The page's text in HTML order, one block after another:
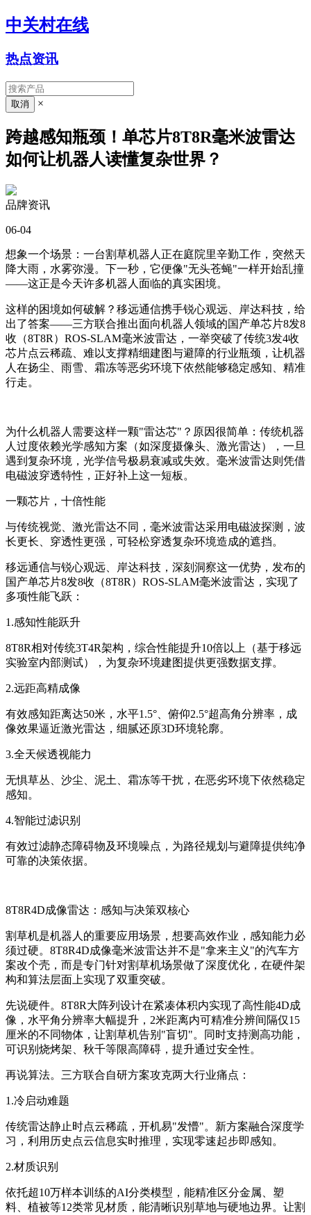
中关村在线
热点资讯
×
跨越感知瓶颈！单芯片8T8R毫米波雷达
如何让机器人读懂复杂世界？
品牌资讯
06-04
想象一个场景：一台割草机器人正在庭院里辛勤工作，突然天
降大雨，水雾弥漫。下一秒，它便像"无头苍蝇"一样开始乱撞
——这正是今天许多机器人面临的真实困境。
这样的困境如何破解？移远通信携手锐心观远、岸达科技，给
出了答案——三方联合推出面向机器人领域的国产单芯片8发8
收（8T8R）ROS-SLAM毫米波雷达，一举突破了传统3发4收
芯片点云稀疏、难以支撑精细建图与避障的行业瓶颈，让机器
人在扬尘、雨雪、霜冻等恶劣环境下依然能够稳定感知、精准
行走。
为什么机器人需要这样一颗"雷达芯"？原因很简单：传统机器
人过度依赖光学感知方案（如深度摄像头、激光雷达），一旦
遇到复杂环境，光学信号极易衰减或失效。毫米波雷达则凭借
电磁波穿透特性，正好补上这一短板。
一颗芯片，十倍性能
与传统视觉、激光雷达不同，毫米波雷达采用电磁波探测，波
长更长、穿透性更强，可轻松穿透复杂环境造成的遮挡。
移远通信与锐心观远、岸达科技，深刻洞察这一优势，发布的
国产单芯片8发8收（8T8R）ROS-SLAM毫米波雷达，实现了
多项性能飞跃：
1.感知性能跃升
8T8R相对传统3T4R架构，综合性能提升10倍以上（基于移远
实验室内部测试），为复杂环境建图提供更强数据支撑。
2.远距高精成像
有效感知距离达50米，水平1.5°、俯仰2.5°超高角分辨率，成
像效果逼近激光雷达，细腻还原3D环境轮廓。
3.全天候透视能力
无惧草丛、沙尘、泥土、霜冻等干扰，在恶劣环境下依然稳定
感知。
4.智能过滤识别
有效过滤静态障碍物及环境噪点，为路径规划与避障提供纯净
可靠的决策依据。
8T8R4D成像雷达：感知与决策双核心
割草机是机器人的重要应用场景，想要高效作业，感知能力必
须过硬。8T8R4D成像毫米波雷达并不是"拿来主义"的汽车方
案改个壳，而是专门针对割草机场景做了深度优化，在硬件架
构和算法层面上实现了双重突破。
先说硬件。8T8R大阵列设计在紧凑体积内实现了高性能4D成
像，水平角分辨率大幅提升，2米距离内可精准分辨间隔仅15
厘米的不同物体，让割草机告别"盲切"。同时支持测高功能，
可识别烧烤架、秋千等限高障碍，提升通过安全性。
再说算法。三方联合自研方案攻克两大行业痛点：
1.冷启动难题
传统雷达静止时点云稀疏，开机易"发懵"。新方案融合深度学
习，利用历史点云信息实时推理，实现零速起步即感知。
2.材质识别
依托超10万样本训练的AI分类模型，能精准区分金属、塑
料、植被等12类常见材质，能清晰识别草地与硬地边界。让割